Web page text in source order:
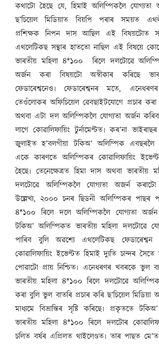
কথাটো হৈছে যে, হিমাই অলিম্পিকলৈ যোগ্যতা
ছ’চিয়েল মিডিয়াত বিয়পি পৰাৰ সময়ত
প্ৰশিক্ষক নিপন দাস আছিল এই বিষয়টোত
এথলেটিকছ সন্থাৰ হাততো নাছিল এই বিষয়ে
ভাৰতীয় মহিলা ৪*১০০ ৰিলে দলটোৱে
অৰ্জন কৰা বিষয়টো অস্বীকাৰ কৰিছে
ফেডাৰেশ্বনেও৷ ফেডাৰেশ্বনৰ মতে,
তেওঁলোকৰ অফিচিয়েল ৱেবছাইটযোগে প্ৰচাৰ
অথবা এটা দল অলিম্পিকলৈ যোগ্যতা অৰ্জন
লাগে কোৱালিফায়িং টুৰ্নামেণ্টত৷ কৰ’না
জুলাইত হ’বলগীয়া টকিঅ’ অলিম্পিক এবছৰলৈ
একে কাৰণতে অলিম্পিকৰ কোৱালিফায়িং
হৈছে৷ তেনেক্ষেত্ৰত হিমা দাস অথবা ভাৰতীয়
দলটোৱে অলিম্পিকলৈ যোগ্যতা অজৰ্ন কৰাটো
উল্লেখ্য, ২০০০ চনৰ ছিডনী অলিম্পিকৰ পাছৰ
৪*১০০ ৰিলে দলে অলিম্পিকলৈ যোগ্যতা
টকিঅ’ অলিম্পিকত ভাৰতীয় মহিলা দলটোৱে
পাৰিব বুলি অৱশ্যে এথলেটিকছ
কোৱালিফায়িং ইভেণ্টত হিমাই দ্যুতি চান্দৰ
পোৱাটো প্ৰায় নিশ্চিত৷ এনেধৰণৰ খবৰকে ভুল
ভাৰতীয় মহিলা ৪*১০০ ৰিলে দলটোৱে
কৰা বুলি ভুল বাতৰি প্ৰচাৰ কৰি ছ’চিয়েল
মাধ্যমে বিভ্ৰান্তিৰ সৃষ্টি কৰিছে৷ প্ৰকৃততে
ভাৰতীয় মহিলা ৪*১০০ ৰিলে দলটোৰ
চলিত বৰ্ষৰ এপ্ৰিলত থাইলেণ্ডত৷ তাৰ পাছত